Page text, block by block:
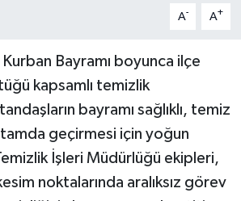
A- A+
Bayramı boyunca ilçe
kapsamlı temizlik
bayramı sağlıklı, temiz
geçirmesi için yoğun
İşleri Müdürlüğü ekipleri,
noktalarında aralıksız görev